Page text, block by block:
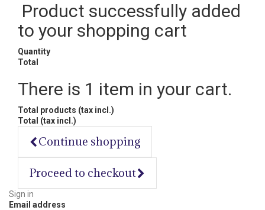
Product successfully added
to your shopping cart
Quantity
Total
There is 1 item in your cart.
Total products (tax incl.)
Total (tax incl.)
Continue shopping
Proceed to checkout
Sign in
Email address